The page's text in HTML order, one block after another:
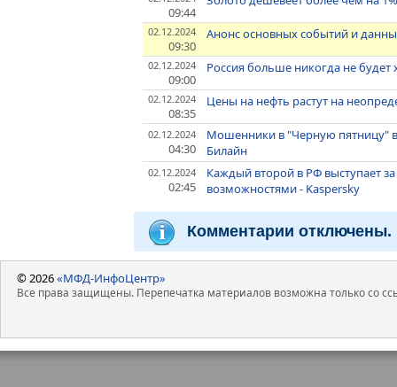
09:44
02.12.2024
09:30
Анонс основных событий и
02.12.2024
09:00
Россия больше никогда не будет
02.12.2024
08:35
Цены на нефть растут на
02.12.2024
04:30
Мошенники в "Черную пятницу"
Билайн
02.12.2024
02:45
Каждый второй в РФ выступает
возможностями - Kaspersky
Комментарии отключены.
© 2026«МФД-ИнфоЦентр»
Все права защищены. Перепечатка материалов возможна только со